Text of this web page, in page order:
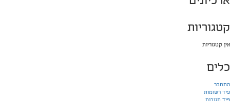
קטגוריות
אין קטגוריות
כלים
התחבר
פיד רשומות